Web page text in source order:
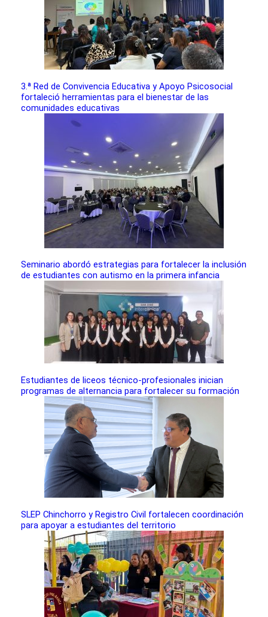
3.ª Red de Convivencia Educativa y Apoyo Psicosocial
fortaleció herramientas para el bienestar de las
comunidades educativas
Seminario abordó estrategias para fortalecer la inclusión
de estudiantes con autismo en la primera infancia
Estudiantes de liceos técnico-profesionales inician
programas de alternancia para fortalecer su formación
SLEP Chinchorro y Registro Civil fortalecen coordinación
para apoyar a estudiantes del territorio